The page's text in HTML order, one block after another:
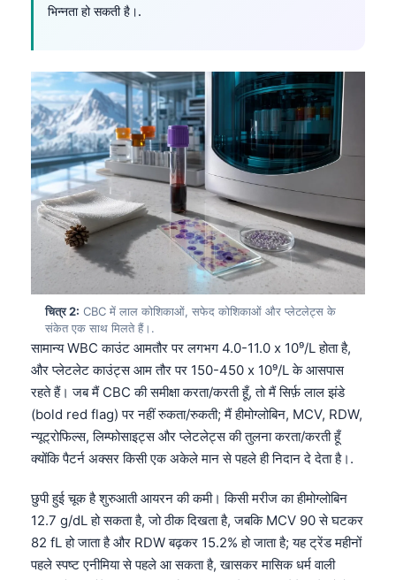
भिन्नता हो सकती है।.
चित्र 2: CBC में लाल कोशिकाओं, सफेद कोशिकाओं और प्लेटलेट्स के
संकेत एक साथ मिलते हैं।.
सामान्य WBC काउंट आमतौर पर लगभग 4.0-11.0 x 10⁹/L होता है,
और प्लेटलेट काउंट्स आम तौर पर 150-450 x 10⁹/L के आसपास
रहते हैं। जब मैं CBC की समीक्षा करता/करती हूँ, तो मैं सिर्फ़ लाल झंडे
(bold red flag) पर नहीं रुकता/रुकती; मैं हीमोग्लोबिन, MCV, RDW,
न्यूट्रोफिल्स, लिम्फोसाइट्स और प्लेटलेट्स की तुलना करता/करती हूँ
क्योंकि पैटर्न अक्सर किसी एक अकेले मान से पहले ही निदान दे देता है।.
छुपी हुई चूक है शुरुआती आयरन की कमी। किसी मरीज का हीमोग्लोबिन
12.7 g/dL हो सकता है, जो ठीक दिखता है, जबकि MCV 90 से घटकर
82 fL हो जाता है और RDW बढ़कर 15.2% हो जाता है; यह ट्रेंड महीनों
पहले स्पष्ट एनीमिया से पहले आ सकता है, खासकर मासिक धर्म वाली